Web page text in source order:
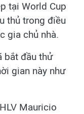
tại World Cup
thủ trong điều
gia chủ nhà.
bắt đầu thử
gian này như
Mauricio